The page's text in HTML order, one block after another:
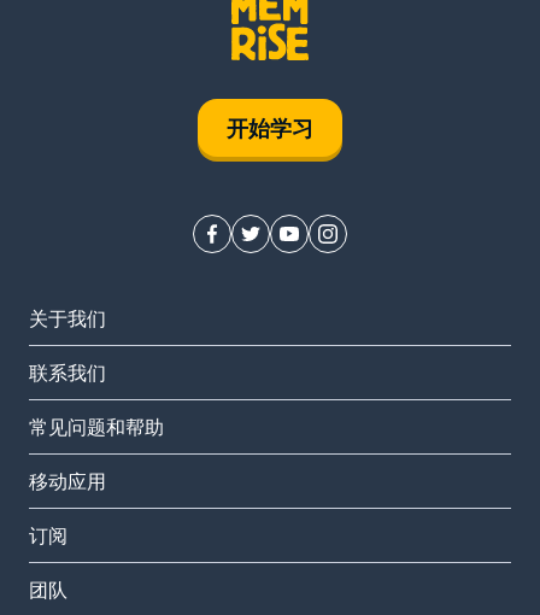
开始学习
关于我们
联系我们
常见问题和帮助
移动应用
订阅
团队